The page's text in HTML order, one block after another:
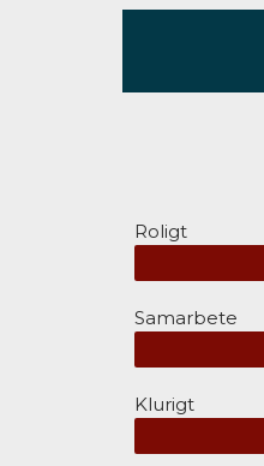
Roligt
Samarbete
Klurigt